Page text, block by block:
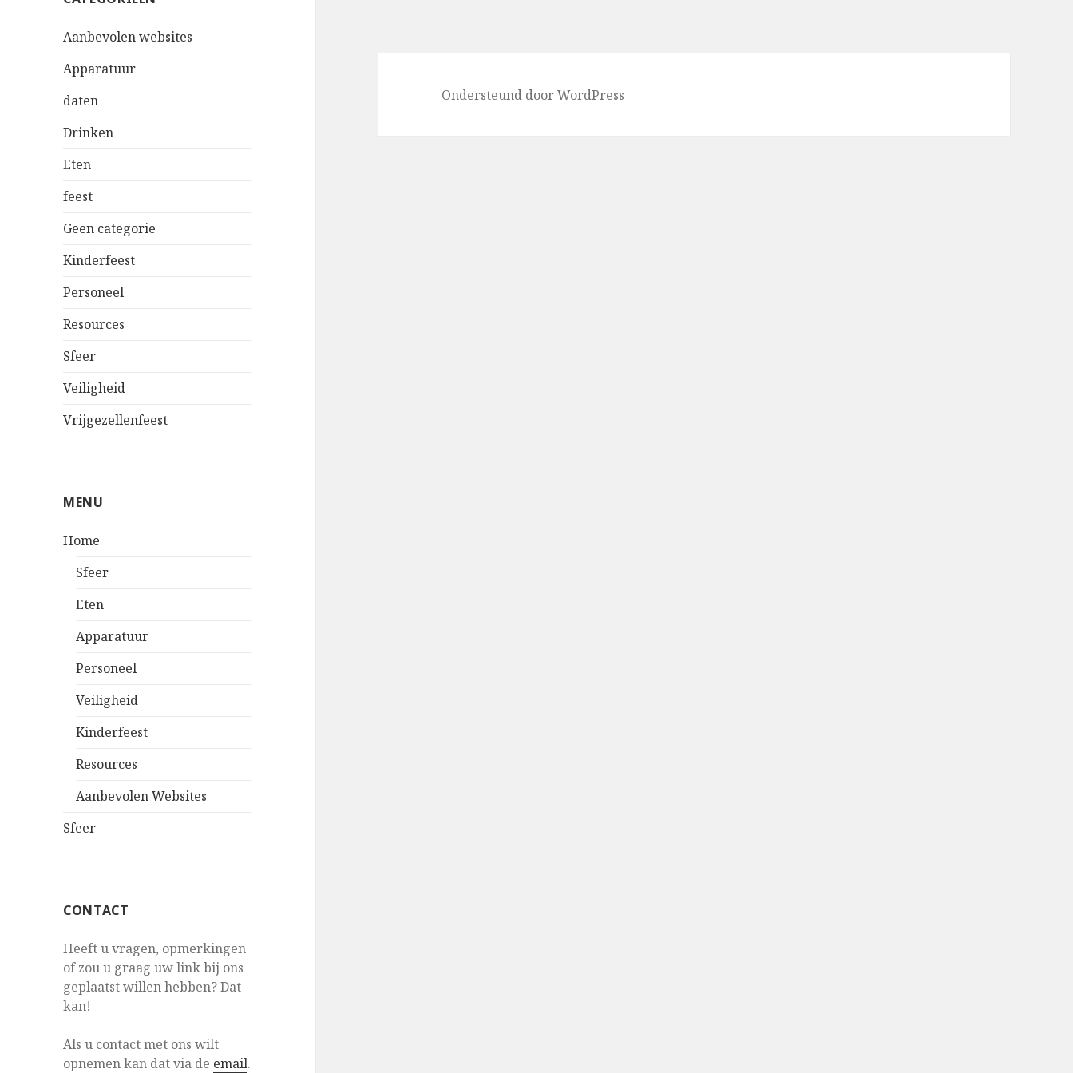
Aanbevolen websites
Apparatuur
daten
Drinken
Eten
feest
Geen categorie
Kinderfeest
Personeel
Resources
Sfeer
Veiligheid
Vrijgezellenfeest
MENU
Home
Sfeer
Eten
Apparatuur
Personeel
Veiligheid
Kinderfeest
Resources
Aanbevolen Websites
Sfeer
CONTACT
Heeft u vragen, opmerkingen
of zou u graag uw link bij ons
geplaatst willen hebben? Dat
kan!
Als u contact met ons wilt
opnemen kan dat via de email.
Ondersteund door WordPress